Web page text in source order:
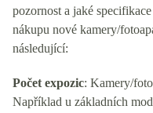
pozornost a jaké
nákupu nové kamery/
následující:
Počet expozic: Kamery/
Například u základních